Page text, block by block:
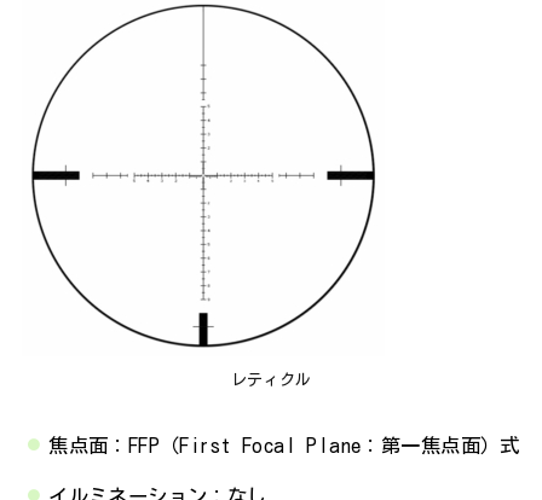
レティクル
焦点面：FFP（First Focal Plane：第一焦点面）式